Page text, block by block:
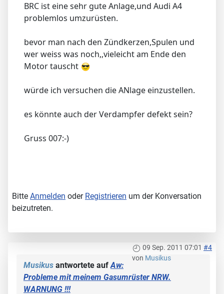
BRC ist eine sehr gute Anlage,und Audi A4
problemlos umzurüsten.
bevor man nach den Zündkerzen,Spulen und
wer weiss was noch,,vieleicht am Ende den
Motor tauscht
würde ich versuchen die ANlage einzustellen.
es könnte auch der Verdampfer defekt sein?
Gruss 007:-)
Bitte Anmelden oder Registrieren um der Konversation
beizutreten.
09 Sep. 2011 07:01 #4
von Musikus
Musikus antwortete aufAw:
Probleme mit meinem Gasumrüster NRW.
WARNUNG !!!